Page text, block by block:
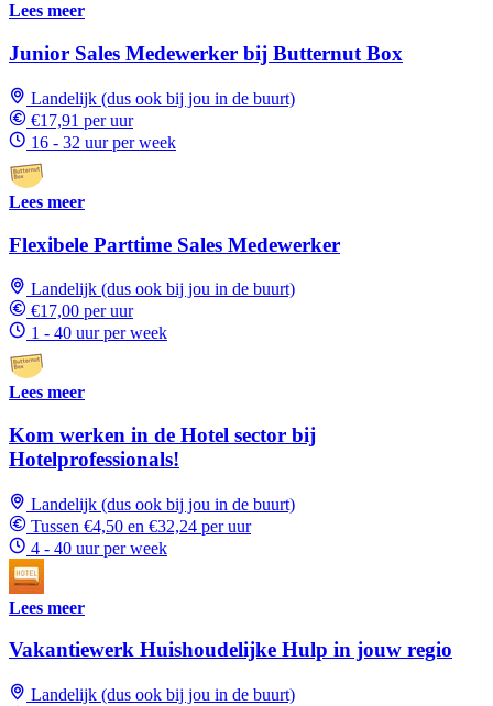
Lees meer
Junior Sales Medewerker bij Butternut Box
Landelijk (dus ook bij jou in de buurt)
€17,91 per uur
16 - 32 uur per week
Lees meer
Flexibele Parttime Sales Medewerker
Landelijk (dus ook bij jou in de buurt)
€17,00 per uur
1 - 40 uur per week
Lees meer
Kom werken in de Hotel sector bij
Hotelprofessionals!
Landelijk (dus ook bij jou in de buurt)
Tussen €4,50 en €32,24 per uur
4 - 40 uur per week
Lees meer
Vakantiewerk Huishoudelijke Hulp in jouw regio
Landelijk (dus ook bij jou in de buurt)